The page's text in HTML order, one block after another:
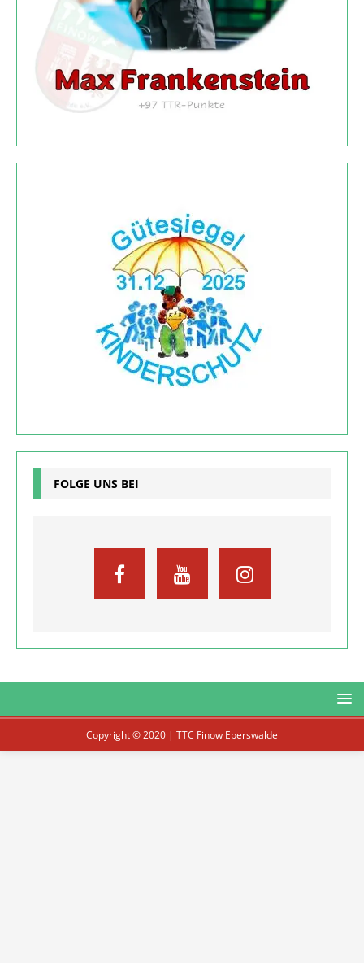
FOLGE UNS BEI
Copyright © 2020 | TTC Finow Eberswalde